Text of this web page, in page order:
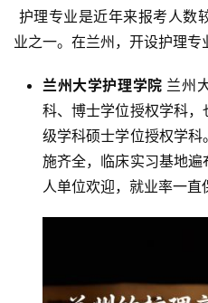
业之一。在兰州，开设护理专
兰州大学护理学院 兰州
科、博士学位授权学科
级学科硕士学位授权学
施齐全，临床实习基地遍
人单位欢迎，就业率一直